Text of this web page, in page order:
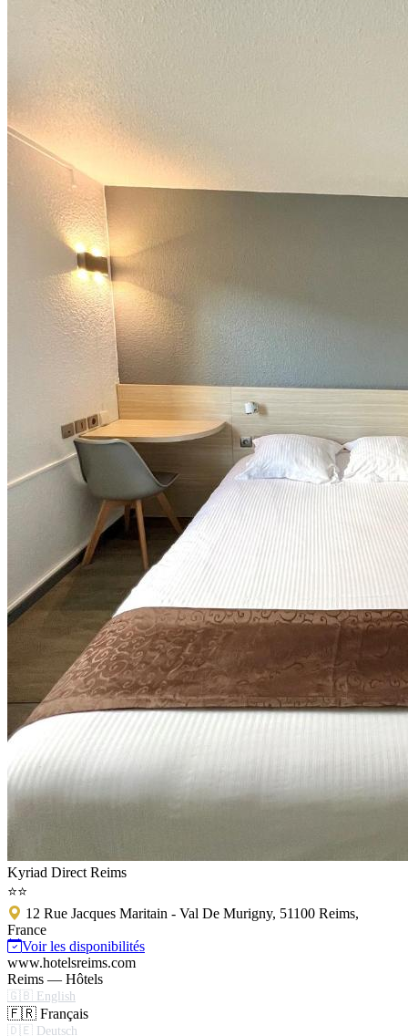
Kyriad Direct Reims
⭐⭐
12 Rue Jacques Maritain - Val De Murigny, 51100 Reims,
France
Voir les disponibilités
www.hotelsreims.com
Reims — Hôtels
🇬🇧 English
🇫🇷 Français
🇩🇪 Deutsch